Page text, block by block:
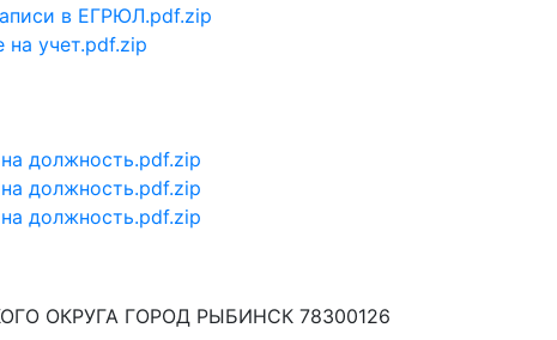
в ЕГРЮЛ.pdf.zip
на учет.pdf.zip
должность.pdf.zip
должность.pdf.zip
должность.pdf.zip
ОКРУГА ГОРОД РЫБИНСК 78300126